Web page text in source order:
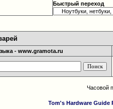
Быстрый переход
- www.gramota.ru
Часовой
Tom's Hardware Guide